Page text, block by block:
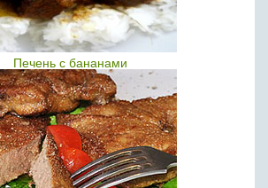
Печень с бананами